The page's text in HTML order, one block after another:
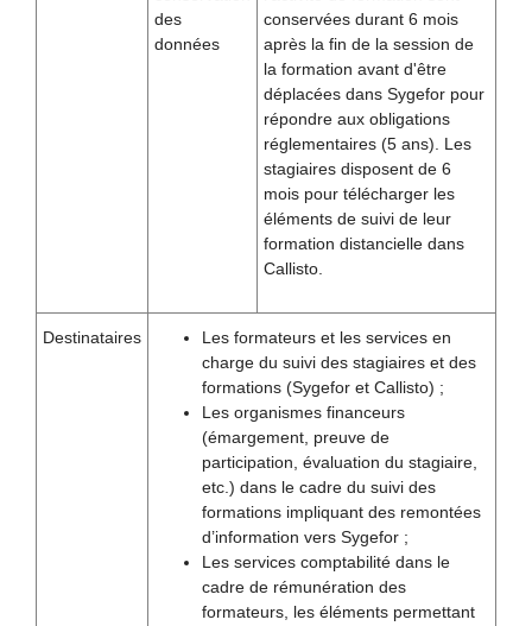
des
données
conservées durant 6 mois
après la fin de la session de
la formation avant d'être
déplacées dans Sygefor pour
répondre aux obligations
réglementaires (5 ans). Les
stagiaires disposent de 6
mois pour télécharger les
éléments de suivi de leur
formation distancielle dans
Callisto.
Destinataires
Les formateurs et les services en
charge du suivi des stagiaires et des
formations (Sygefor et Callisto) ;
Les organismes financeurs
(émargement, preuve de
participation, évaluation du stagiaire,
etc.) dans le cadre du suivi des
formations impliquant des remontées
d’information vers Sygefor ;
Les services comptabilité dans le
cadre de rémunération des
formateurs, les éléments permettant